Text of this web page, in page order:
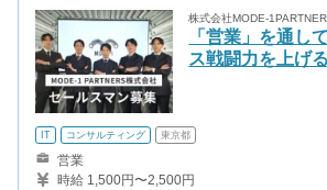
株式会社MODE-
「営業」を通し
ス戦闘力を上げ
IT コンサルティング 東京都
営業
時給 1,500円〜2,500円